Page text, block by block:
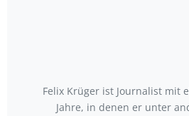
Felix Krüger ist Journalist mit
Jahre, in denen er unter